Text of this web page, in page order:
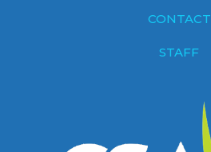
CONTACT
STAFF